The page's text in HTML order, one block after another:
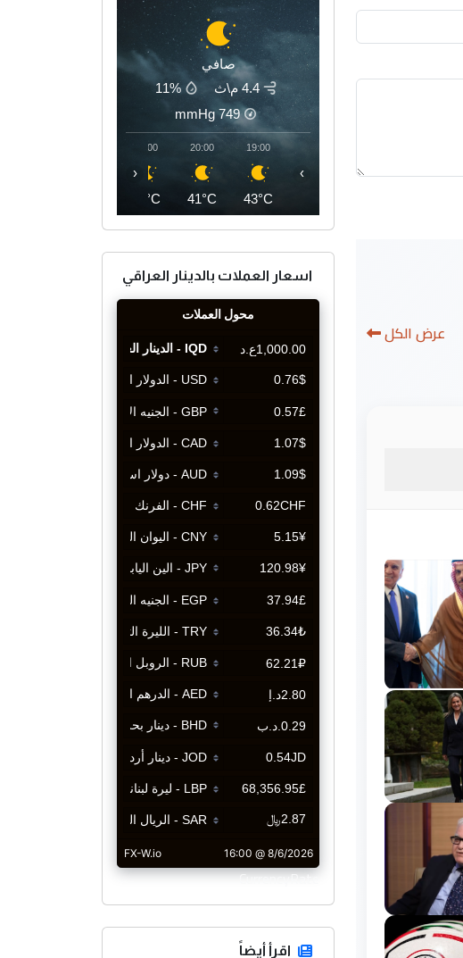
عرض الكل
صافي
4.4 م\ث
11%
749
mmHg
19:00
43°C
20:00
41°C
21:00
40°C
‹ ›
اسعار العملات بالدينار العراقي
CurrencyRate
اقرأ أيضاً